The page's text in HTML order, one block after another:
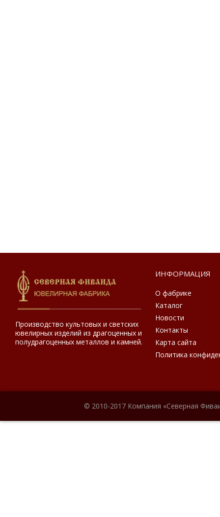
Производство культовых и светских
ювелирных изделий из драгоценных и
полудрагоценных металлов и камней.
ИНФОРМАЦИЯ
О фабрике
Каталог
Новости
Контакты
Карта сайта
Политика
© 2010-2017 Компания «Северная